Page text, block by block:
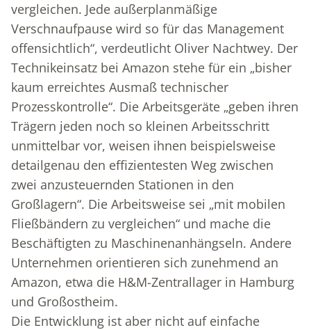
vergleichen. Jede außerplanmäßige
Verschnaufpause wird so für das Management
offensichtlich“, verdeutlicht Oliver Nachtwey. Der
Technikeinsatz bei Amazon stehe für ein „bisher
kaum erreichtes Ausmaß technischer
Prozesskontrolle“. Die Arbeitsgeräte „geben ihren
Trägern jeden noch so kleinen Arbeitsschritt
unmittelbar vor, weisen ihnen beispielsweise
detailgenau den effizientesten Weg zwischen
zwei anzusteuernden Stationen in den
Großlagern“. Die Arbeitsweise sei „mit mobilen
Fließbändern zu vergleichen“ und mache die
Beschäftigten zu Maschinenanhängseln. Andere
Unternehmen orientieren sich zunehmend an
Amazon, etwa die H&M-Zentrallager in Hamburg
und Großostheim.
Die Entwicklung ist aber nicht auf einfache